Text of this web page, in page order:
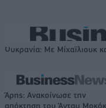
Ουκρανία: Με Μίχαϊλιουκ
Άρης: Ανακοίνωσε την
απόκτηση του Άνταμ